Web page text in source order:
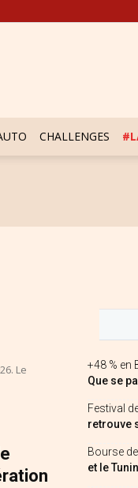
CHALLENGES
Le
+48 % en
Que se
Festival
retrouve
Bourse
et le